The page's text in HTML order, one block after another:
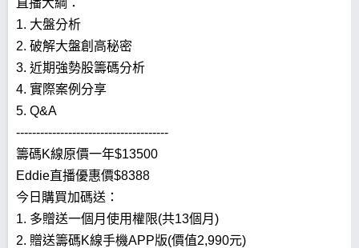
1. 大盤分析
2. 破解大盤創高秘密
3. 近期強勢股籌碼分析
4. 實際案例分享
5. Q&A
--------------------------------------
籌碼K線原價一年$13500
Eddie直播優惠價$8388
今日購買加碼送：
1. 多贈送一個月使用權限(共13個月)
2. 贈送籌碼K線手機APP版(價值2,990元)